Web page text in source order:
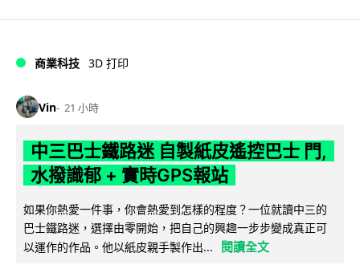
商業科技 3D 打印
Vin 21 小時
中三巴士鐵路迷 自製紙皮遙控巴士 門,
水撥識郁 + 實時GPS報站
如果你熱愛一件事，你會熱愛到怎樣的程度？一位就讀中三的
巴士鐵路迷，選擇由零開始，把自己的興趣一步步變成真正可
以運作的作品。他以紙皮親手製作出...
閱讀全文